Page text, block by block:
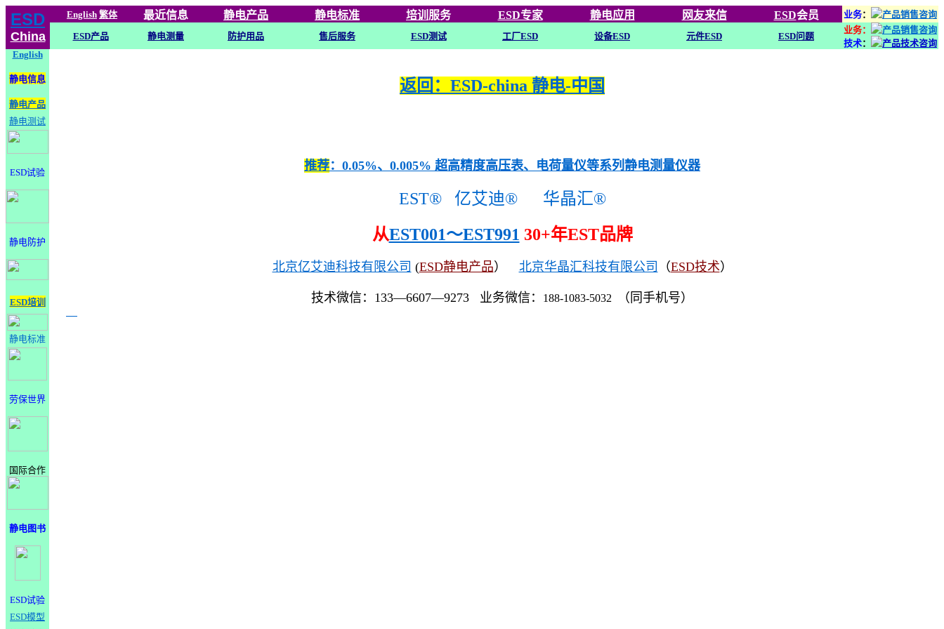
ESD
China
English 繁体 最近信息 静电产品 静电标准 培训 服务 ESD专家 静电应用 网友来信 ESD会员 业务：
ESD产品 静电测量 防护用品 售后服务 ESD测试 工厂ESD 设备ESD 元件ESD ESD问题
业务：
技术：
English
静电信息
静电产品
静电测试
ESD试验
静电防护
ESD培训
静电标准
劳保世界
国际合作
静电图书
ESD试验
ESD模型
返回：ESD-china 静电-中国
推荐：0.05%、0.005% 超高精度高压表、电荷量仪等系列静电测量仪器
EST® 亿艾迪®
华晶汇®
从EST001～EST991 30+年EST品牌
北京亿艾迪科技有限公司 (ESD静电产品） 北京华晶汇科技有限公司 （ESD技术）
技术微信：133—6607—9273 业务微信： 188-1083-5032 （同手机号）